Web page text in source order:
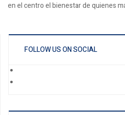
en el centro el bienestar de quienes
FOLLOW US ON SOCIAL